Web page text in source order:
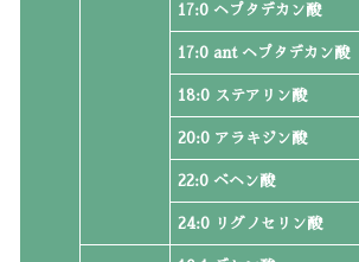
17:0 ヘプタデカン酸
17:0 ant ヘプタデカン酸
18:0 ステアリン酸
20:0 アラキジン酸
22:0 ベヘン酸
24:0 リグノセリン酸